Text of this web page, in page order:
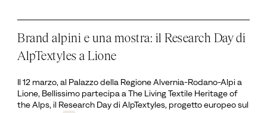
Brand alpini e una mostra: il Research Day di
AlpTextyles a Lione
Il 12 marzo, al Palazzo della Regione Alvernia-Rodano-Alpi a
Lione, Bellissimo partecipa a The Living Textile Heritage of
the Alps, il Research Day di AlpTextyles, progetto europeo sul